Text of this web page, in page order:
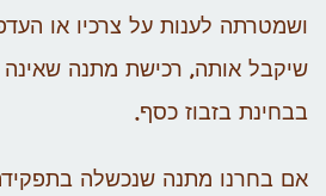
ושמטרתה לענות על צרכיו או
שיקבל אותה, רכישת מתנה
בבחינת בזבוז כסף.
אם בחרנו מתנה שנכשלה